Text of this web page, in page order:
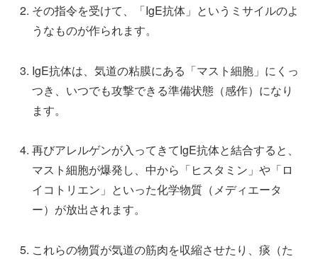
その指令を受けて、「IgE抗体」というミサイルのよ
うなものが作られます。
IgE抗体は、気道の粘膜にある「マスト細胞」にくっ
つき、いつでも攻撃できる準備状態（感作）になり
ます。
再びアレルゲンが入ってきてIgE抗体と結合すると、
マスト細胞が爆発し、中から「ヒスタミン」や「ロ
イコトリエン」といった化学物質（メディエータ
ー）が放出されます。
これらの物質が気道の筋肉を収縮させたり、痰（た